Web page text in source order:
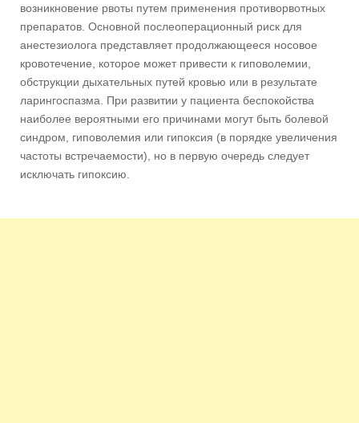
возникновение рвоты путем применения противорвотных
препаратов. Основной послеоперационный риск для
анестезиолога представляет продолжающееся носовое
кровотечение, которое может привести к гиповолемии,
обструкции дыхательных путей кровью или в результате
ларингоспазма. При развитии у пациента беспокойства
наиболее вероятными его причинами могут быть болевой
синдром, гиповолемия или гипоксия (в порядке увеличения
частоты встречаемости), но в первую очередь следует
исключать гипоксию.